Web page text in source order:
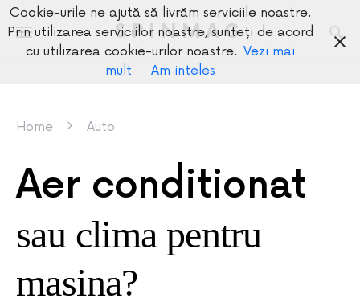
SPINMAG
Home Auto
Aer conditionat
sau clima pentru
masina?
Cookie-urile ne ajută să livrăm serviciile noastre.
Prin utilizarea serviciilor noastre, sunteți de acord
cu utilizarea cookie-urilor noastre. Vezi mai
mult
Am inteles